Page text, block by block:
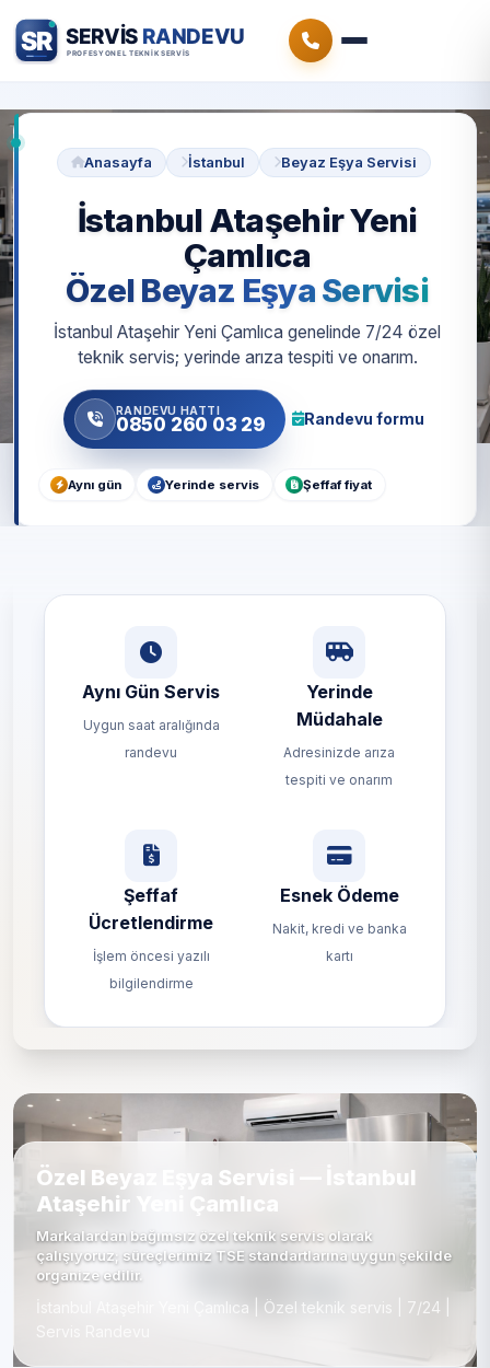
Anasayfa İstanbul Beyaz Eşya Servisi
İstanbul Ataşehir Yeni
Çamlıca
Özel Beyaz Eşya Servisi
İstanbul Ataşehir Yeni Çamlıca genelinde 7/24 özel
teknik servis; yerinde arıza tespiti ve onarım.
RANDEVU HATTI
0850 260 03 29 Randevu formu
Aynı gün Yerinde servis Şeffaf fiyat
Aynı Gün Servis
Uygun saat aralığında
randevu
Yerinde
Müdahale
Adresinizde arıza
tespiti ve onarım
Şeffaf
Ücretlendirme
İşlem öncesi yazılı
bilgilendirme
Esnek Ödeme
Nakit, kredi ve banka
kartı
Özel Beyaz Eşya Servisi — İstanbul
Ataşehir Yeni Çamlıca
Markalardan bağımsız özel teknik servis olarak
çalışıyoruz; süreçlerimiz TSE standartlarına uygun şekilde
organize edilir.
İstanbul Ataşehir Yeni Çamlıca | Özel teknik servis | 7/24 |